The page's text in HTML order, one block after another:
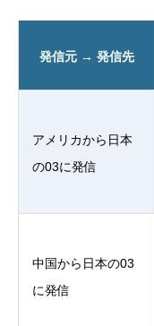
発信元 → 発信先
アメリカから日本
の03に発信
中国から日本の03
に発信